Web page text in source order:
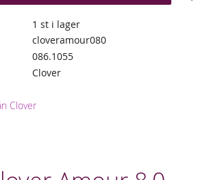
1 st i lager
cloveramour080
086.1055
Clover
Clover